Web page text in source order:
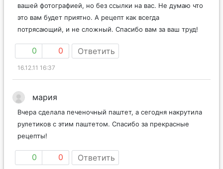
вашей фотографией, но без ссылки на вас. Не думаю что
это вам будет приятно. А рецепт как всегда
потрясающий, и не сложный. Спасибо вам за ваш труд!
0 0 Ответить
16.12.11 16:37
мария
Вчера сделала печеночный паштет, а сегодня накрутила
рулетиков с этим паштетом. Спасибо за прекрасные
рецепты!
0 0 Ответить